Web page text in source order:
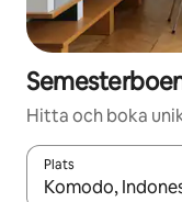
Hitta och boka
Plats
När resultaten är